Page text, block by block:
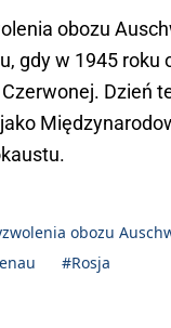
obozu
gdy w 1945 roku
Dzień
obozu
#Rosja